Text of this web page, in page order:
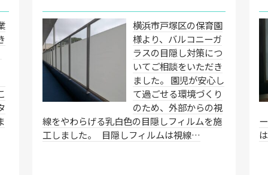
横浜市戸塚区の保育園
様より、バルコニーガ
ラスの目隠し対策につ
いてご相談をいただき
ました。 園児が安心し
て過ごせる環境づくり
のため、外部からの視
線をやわらげる乳白色の目隠しフィルムを施
工しました。 目隠しフィルムは視線…